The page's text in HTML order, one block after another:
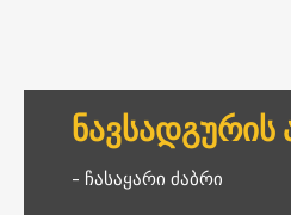
ᲜᲐᲕᲡᲐᲓᲒᲣᲠᲘᲡ
- ჩასაყარი ძაბრი